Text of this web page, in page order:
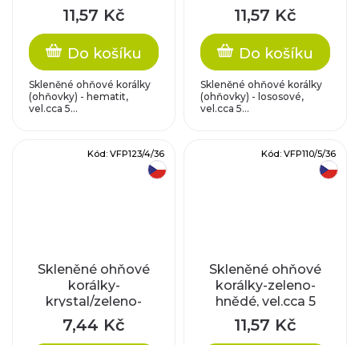
11,57 Kč
Do košíku
Skleněné ohňové korálky
(ohňovky) - hematit,
vel.cca 5...
11,57 Kč
Do košíku
Skleněné ohňové korálky
(ohňovky) - lososové,
vel.cca 5...
Skleněné ohňové
korálky-
krystal/zeleno-
fialový pokov,
vel.cca 4 mm
7,44 Kč
Kód: VFP123/4/36
Skleněné ohňové
korálky-zeleno-
hnědé, vel.cca 5
mm
11,57 Kč
Kód: VFP110/5/36